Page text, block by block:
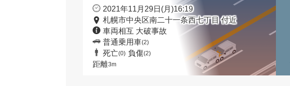
2021年11月29日(月)16:19
札幌市中央区南二十一条西七丁目 付近
車両相互 大破事故
普通乗用車(2)
死亡(0) 負傷(2)
距離3m